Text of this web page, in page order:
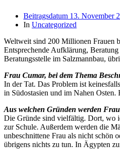
Beitragsdatum 13. November
In Uncategorized
Weltweit sind 200 Millionen Frauen
Entsprechende Aufklärung,
Beratungsstelle im Salzmannbau,
Frau Cumar, bei dem Thema
In der Tat. Das Problem ist
in Südostasien und im Nahen
Aus welchen Gründen werden
Die Gründe sind vielfältig. Dort, wo
zur Schule. Außerdem werden die
unbeschnittene Frau als nicht schön
übrigens nichts zu tun. In Ägypten